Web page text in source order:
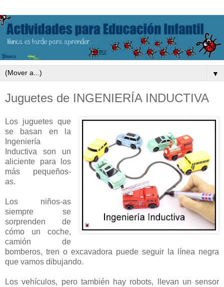
▼
Juguetes de INGENIERÍA INDUCTIVA
Los juguetes que
se basan en la
Ingeniería
Inductiva son un
aliciente para los
más pequeños-
as.
Los niños-as
siempre se
sorprenden de
cómo un coche,
camión de
bomberos, tren o excavadora puede seguir la línea negra
que vamos dibujando.
Los vehículos, pero también hay robots, llevan un sensor